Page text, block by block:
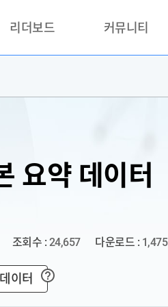
리더보드 커뮤니티
활용성과 우수사례
요약 데이터
조회수 : 24,657 다운로드 : 1,475
이터 ?